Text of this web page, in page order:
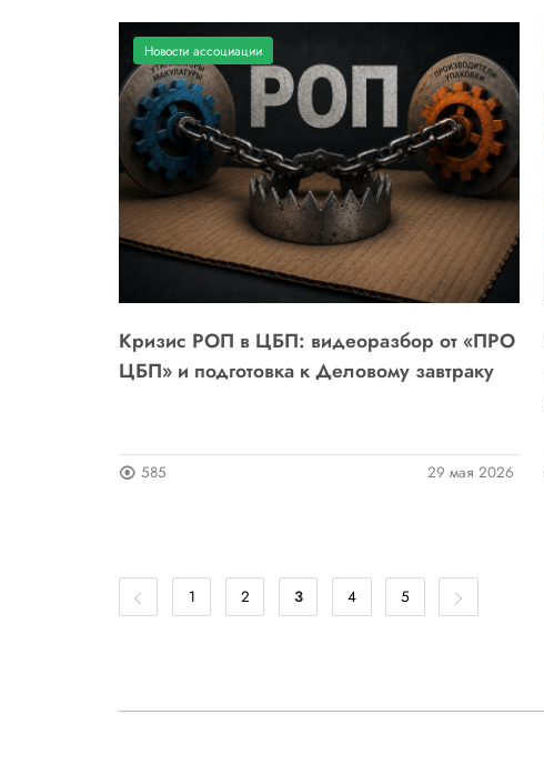
Новости ассоциации
Кризис РОП в ЦБП: видеоразбор от «ПРО
ЦБП» и подготовка к Деловому завтраку
585 29 мая 2026
1 2 3 4 5